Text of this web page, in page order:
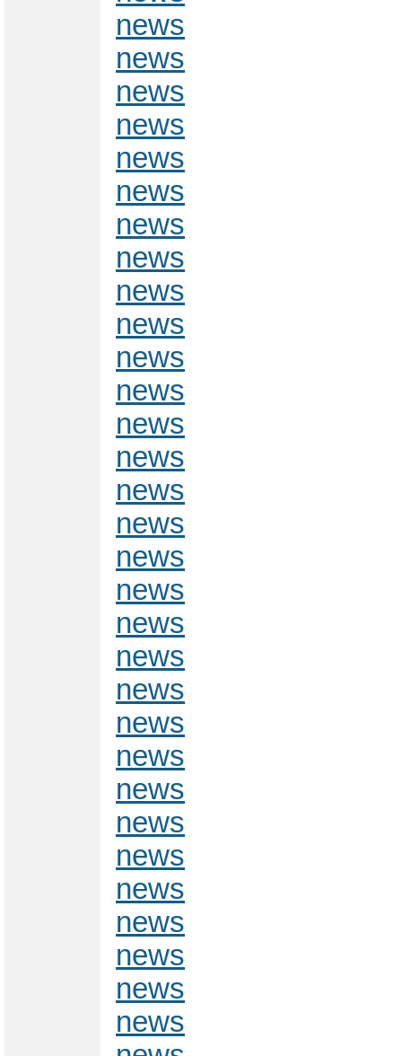
news
news
news
news
news
news
news
news
news
news
news
news
news
news
news
news
news
news
news
news
news
news
news
news
news
news
news
news
news
news
news